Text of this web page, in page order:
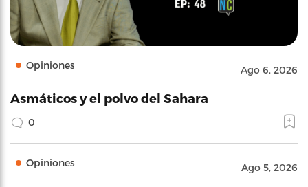
Opiniones Ago 6, 2026
Asmáticos y el polvo del Sahara
0
Opiniones Ago 5, 2026